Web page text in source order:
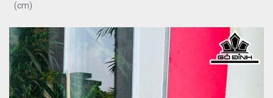
(cm)